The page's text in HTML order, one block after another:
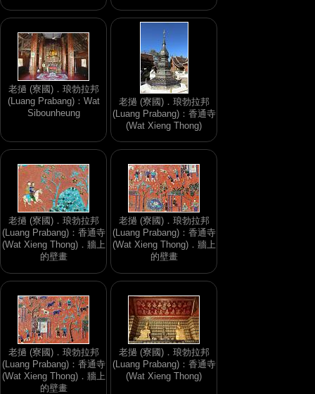
老撾 (寮國)．琅勃拉邦
(Luang Prabang)：Wat
Sibounheung
老撾 (寮國)．琅勃拉邦
(Luang Prabang)：香通寺
(Wat Xieng Thong)
老撾 (寮國)．琅勃拉邦
(Luang Prabang)：香通寺
(Wat Xieng Thong)．牆上
的壁畫
老撾 (寮國)．琅勃拉邦
(Luang Prabang)：香通寺
(Wat Xieng Thong)．牆上
的壁畫
老撾 (寮國)．琅勃拉邦
(Luang Prabang)：香通寺
(Wat Xieng Thong)．牆上
的壁畫
老撾 (寮國)．琅勃拉邦
(Luang Prabang)：香通寺
(Wat Xieng Thong)